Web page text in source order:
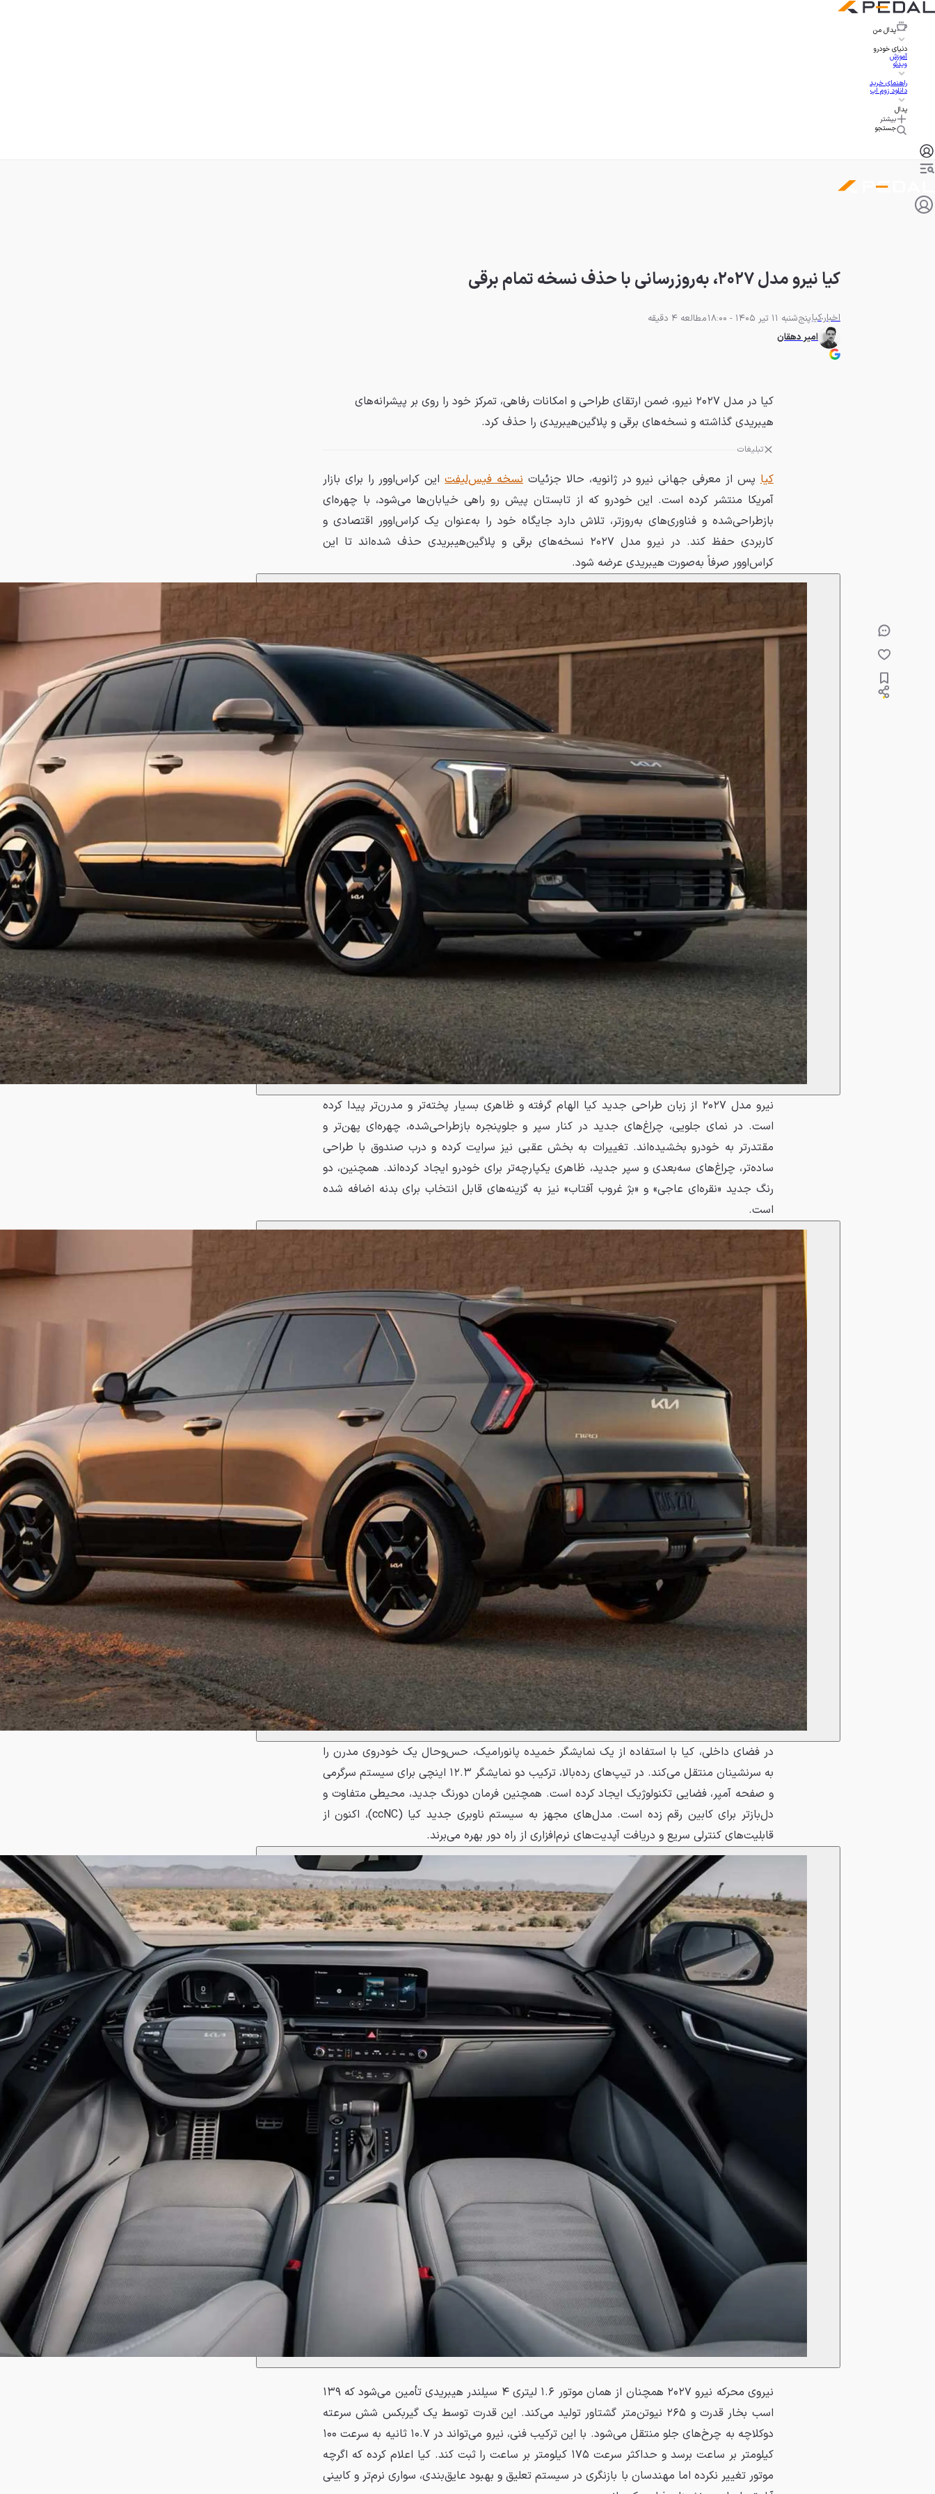
پدال من
دنیای خودرو
آموزش
ویدئو
راهنمای خرید
دانلود زوم اپ
پدال
بیشتر
جستجو
کیا نیرو مدل ۲۰۲۷، به‌روزرسانی با حذف نسخه تمام برقی
اخبارکیاپنج‌شنبه 11 تیر 1405 - 18:00
مطالعه 4 دقیقه
امیر دهقان
کیا در مدل ۲۰۲۷ نیرو، ضمن ارتقای طراحی و امکانات رفاهی، تمرکز خود را روی بر پیشرانه‌های
هیبریدی گذاشته و نسخه‌های برقی و پلاگین‌هیبریدی را حذف کرد.
تبلیغات
کیاپس از معرفی جهانی نیرو در ژانویه، حالا جزئیات نسخه فیس‌لیفتاین کراس‌اوور را برای بازار
آمریکا منتشر کرده است. این خودرو که از تابستان پیش رو راهی خیابان‌ها می‌شود، با چهره‌ای
بازطراحی‌شده و فناوری‌های به‌روزتر، تلاش دارد جایگاه خود را به‌عنوان یک کراس‌اوور اقتصادی و
کاربردی حفظ کند. در نیرو مدل ۲۰۲۷ نسخه‌های برقی و پلاگین‌هیبریدی حذف شده‌اند تا این
کراس‌اوور صرفاً به‌صورت هیبریدی عرضه شود.
نیرو مدل ۲۰۲۷ از زبان طراحی جدید کیا الهام گرفته و ظاهری بسیار پخته‌تر و مدرن‌تر پیدا کرده
است. در نمای جلویی، چراغ‌های جدید در کنار سپر و جلوپنجره بازطراحی‌شده، چهره‌ای پهن‌تر و
مقتدرتر به خودرو بخشیده‌اند. تغییرات به بخش عقبی نیز سرایت کرده و درب صندوق با طراحی
ساده‌تر، چراغ‌های سه‌بعدی و سپر جدید، ظاهری یکپارچه‌تر برای خودرو ایجاد کرده‌اند. همچنین، دو
رنگ جدید «نقره‌ای عاجی» و «بژ غروب آفتاب» نیز به گزینه‌های قابل انتخاب برای بدنه اضافه شده
است.
در فضای داخلی، کیا با استفاده از یک نمایشگر خمیده پانورامیک، حس‌وحال یک خودروی مدرن را
به سرنشینان منتقل می‌کند. در تیپ‌های رده‌بالا، ترکیب دو نمایشگر ۱۲.۳ اینچی برای سیستم سرگرمی
و صفحه آمپر، فضایی تکنولوژیک ایجاد کرده است. همچنین فرمان دورنگ جدید، محیطی متفاوت و
دل‌بازتر برای کابین رقم زده است. مدل‌های مجهز به سیستم ناوبری جدید کیا (ccNC)، اکنون از
قابلیت‌های کنترلی سریع و دریافت آپدیت‌های نرم‌افزاری از راه دور بهره می‌برند.
نیروی محرکه نیرو ۲۰۲۷ همچنان از همان موتور ۱.۶ لیتری ۴ سیلندر هیبریدی تأمین می‌شود که ۱۳۹
اسب بخار قدرت و ۲۶۵ نیوتن‌متر گشتاور تولید می‌کند. این قدرت توسط یک گیربکس شش سرعته
دوکلاچه به چرخ‌های جلو منتقل می‌شود. با این ترکیب فنی، نیرو می‌تواند در ۱۰.۷ ثانیه به سرعت ۱۰۰
کیلومتر بر ساعت برسد و حداکثر سرعت ۱۷۵ کیلومتر بر ساعت را ثبت کند. کیا اعلام کرده که اگرچه
موتور تغییر نکرده اما مهندسان با بازنگری در سیستم تعلیق و بهبود عایق‌بندی، سواری نرم‌تر و کابینی